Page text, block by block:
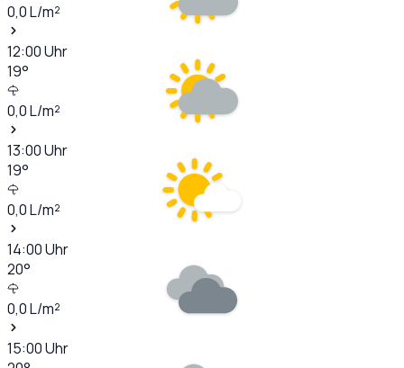
0,0L/m²
12:00Uhr
19°
0,0L/m²
13:00Uhr
19°
0,0L/m²
14:00Uhr
20°
0,0L/m²
15:00Uhr